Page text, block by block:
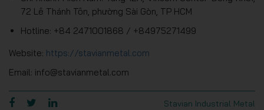
72 Lê Thánh Tôn, phường Sài Gòn, TP HCM
Hotline: +84 2471001868 / +84975271499
Website: https://stavianmetal.com
Email: info@stavianmetal.com
Stavian Industrial Metal